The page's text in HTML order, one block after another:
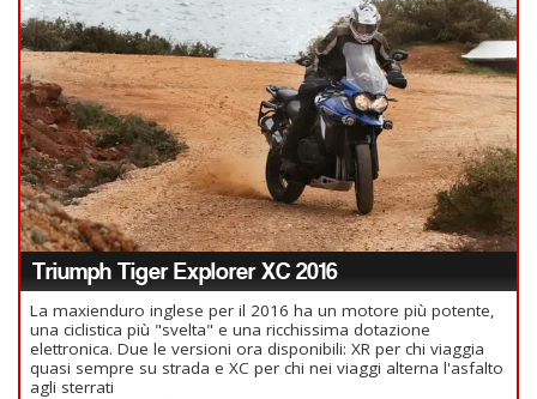
Triumph Tiger Explorer XC 2016
La maxienduro inglese per il 2016 ha un motore più potente,
una ciclistica più "svelta" e una ricchissima dotazione
elettronica. Due le versioni ora disponibili: XR per chi viaggia
quasi sempre su strada e XC per chi nei viaggi alterna l'asfalto
agli sterrati